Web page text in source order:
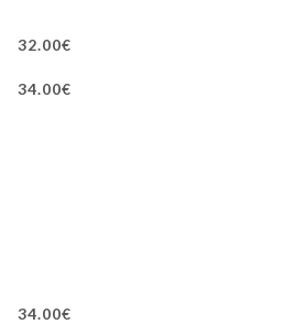
32.00€
34.00€
34.00€